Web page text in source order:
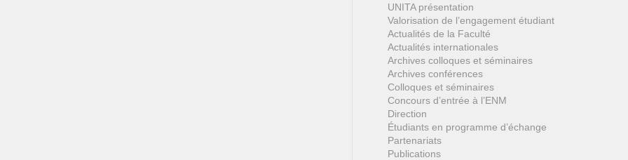
UNITA présentation
Valorisation de l’engagement étudiant
Actualités de la Faculté
Actualités internationales
Archives colloques et séminaires
Archives conférences
Colloques et séminaires
Concours d’entrée à l’ENM
Direction
Étudiants en programme d’échange
Partenariats
Publications